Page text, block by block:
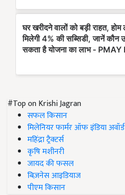
#Top on Krishi Jagran
सफल किसान
मिलेनियर फार्मर ऑफ इंडिया अवॉर्ड
महिंद्रा ट्रैक्टर्स
कृषि मशीनरी
जायद की फसल
बिज़नेस आइडियाज
पीएम किसान